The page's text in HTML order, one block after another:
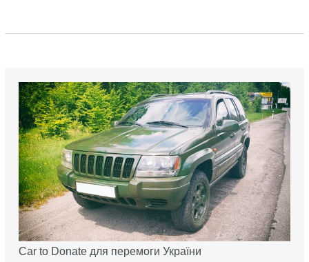
Car to Donate для перемоги України